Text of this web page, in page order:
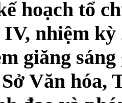
hoạch tổ
nhiệm kỳ
giăng
Văn hóa,